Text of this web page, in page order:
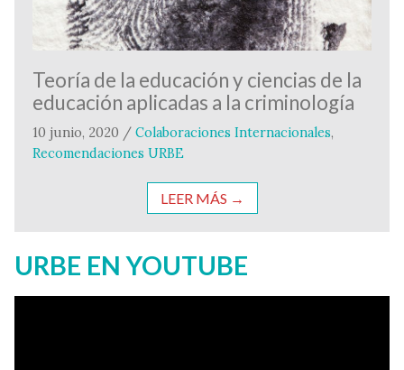
Teoría de la educación y ciencias de la
educación aplicadas a la criminología
10 junio, 2020 / Colaboraciones Internacionales,
Recomendaciones URBE
LEER MÁS →
URBE EN YOUTUBE